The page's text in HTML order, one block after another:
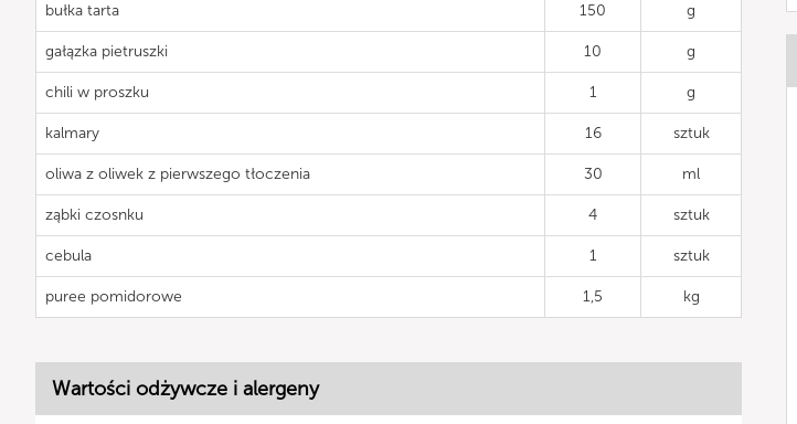
bułka tarta 150 g
gałązka pietruszki 10 g
chili w proszku 1 g
kalmary 16 sztuk
oliwa z oliwek z pierwszego tłoczenia 30 ml
ząbki czosnku 4 sztuk
cebula 1 sztuk
puree pomidorowe 1,5 kg
Wartości odżywcze i alergeny